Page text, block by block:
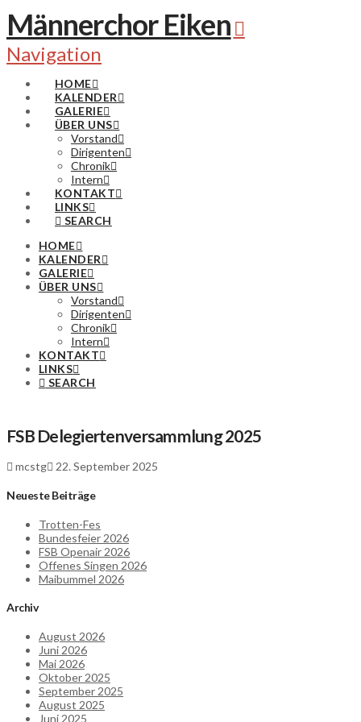
Männerchor Eiken
Navigation
HOME
KALENDER
GALERIE
ÜBER UNS
Vorstand
Dirigenten
Chronik
Intern
KONTAKT
LINKS
SEARCH
HOME
KALENDER
GALERIE
ÜBER UNS
Vorstand
Dirigenten
Chronik
Intern
KONTAKT
LINKS
SEARCH
FSB Delegiertenversammlung 2025
mcstg 22. September 2025
Neueste Beiträge
Trotten-Fes
Bundesfeier 2026
FSB Openair 2026
Offenes Singen 2026
Maibummel 2026
Archiv
August 2026
Juni 2026
Mai 2026
Oktober 2025
September 2025
August 2025
Juni 2025